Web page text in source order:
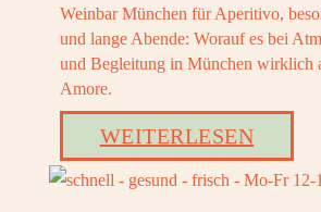
Weinbar München für Aperitivo,
und lange Abende: Worauf es bei
und Begleitung in München wirklich
Amore.
WEITERLESEN